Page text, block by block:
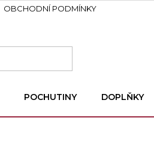
OBCHODNÍ PODMÍNKY
POCHUTINY DOPLŇKY